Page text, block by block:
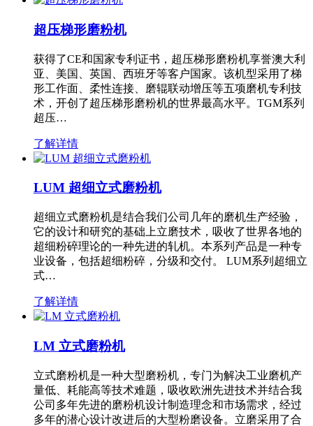
超压梯形磨粉机
获得了CE和国家专利证书，超压梯形磨粉机享誉澳大利
亚、美国、英国、西班牙等客户国家。该机型采用了梯
形工作面、柔性连接、磨辊联动增压等五项磨机专利技
术，开创了超压梯形磨粉机的世界最高水平。TGM系列
超压…
了解详情
LUM 超细立式磨粉机
超细立式磨粉机是结合我们公司几年的磨机生产经验，
它的设计和研究的基础上立磨技术，吸收了世界各地的
超细粉碎理论的一种先进的轧机。本系列产品是一种专
业设备，包括超细粉碎，分级和交付。 LUM系列超细立
式…
了解详情
LM 立式磨粉机
立式磨粉机是一种大型磨粉机，专门为解决工业磨机产
量低、耗能高等技术难题，吸收欧洲先进技术并结合我
公司多年先进的磨粉机设计制造理念和市场需求，经过
多年的潜心设计改进后的大型粉磨设备。立磨采用了合